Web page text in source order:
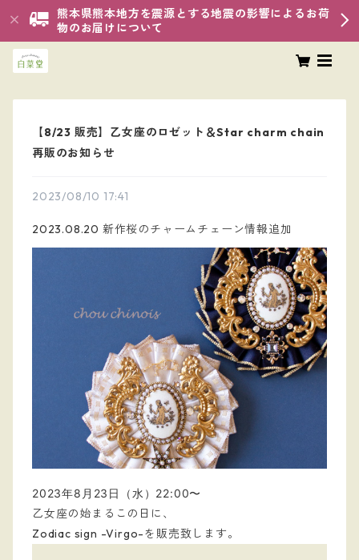
熊本県熊本地方を震源とする地震の影響によるお荷
物のお届けについて
【8/23 販売】乙女座のロゼット＆Star charm chain
再販のお知らせ
2023/08/10 17:41
2023.08.20 新作桜のチャームチェーン情報追加
2023年8月23日（水）22:00〜
乙女座の始まるこの日に、
Zodiac sign -Virgo-を販売致します。